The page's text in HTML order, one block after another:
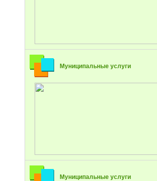
Муниципальные услуги
Муниципальные услуги